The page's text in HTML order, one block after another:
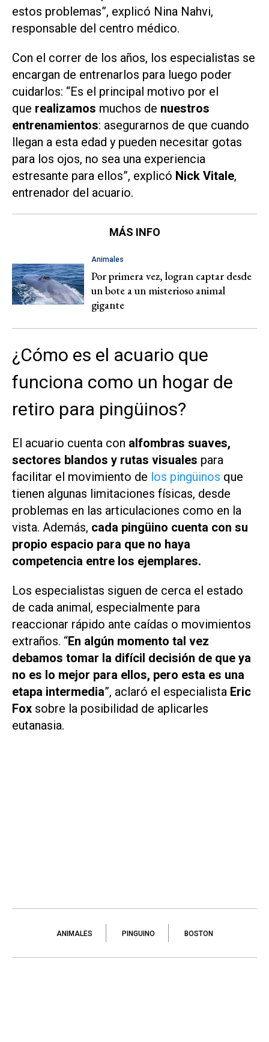
estos problemas”, explicó Nina Nahvi,
responsable del centro médico.
Con el correr de los años, los especialistas se
encargan de entrenarlos para luego poder
cuidarlos: “Es el principal motivo por el
que realizamos muchos de nuestros
entrenamientos: asegurarnos de que cuando
llegan a esta edad y pueden necesitar gotas
para los ojos, no sea una experiencia
estresante para ellos”, explicó Nick Vitale,
entrenador del acuario.
MÁS INFO
Animales
Por primera vez, logran captar desde
un bote a un misterioso animal
gigante
¿Cómo es el acuario que
funciona como un hogar de
retiro para pingüinos?
El acuario cuenta con alfombras suaves,
sectores blandos y rutas visuales para
facilitar el movimiento de los pingüinos que
tienen algunas limitaciones físicas, desde
problemas en las articulaciones como en la
vista. Además, cada pingüino cuenta con su
propio espacio para que no haya
competencia entre los ejemplares.
Los especialistas siguen de cerca el estado
de cada animal, especialmente para
reaccionar rápido ante caídas o movimientos
extraños. “En algún momento tal vez
debamos tomar la difícil decisión de que ya
no es lo mejor para ellos, pero esta es una
etapa intermedia”, aclaró el especialista Eric
Fox sobre la posibilidad de aplicarles
eutanasia.
ANIMALES PINGUINO BOSTON